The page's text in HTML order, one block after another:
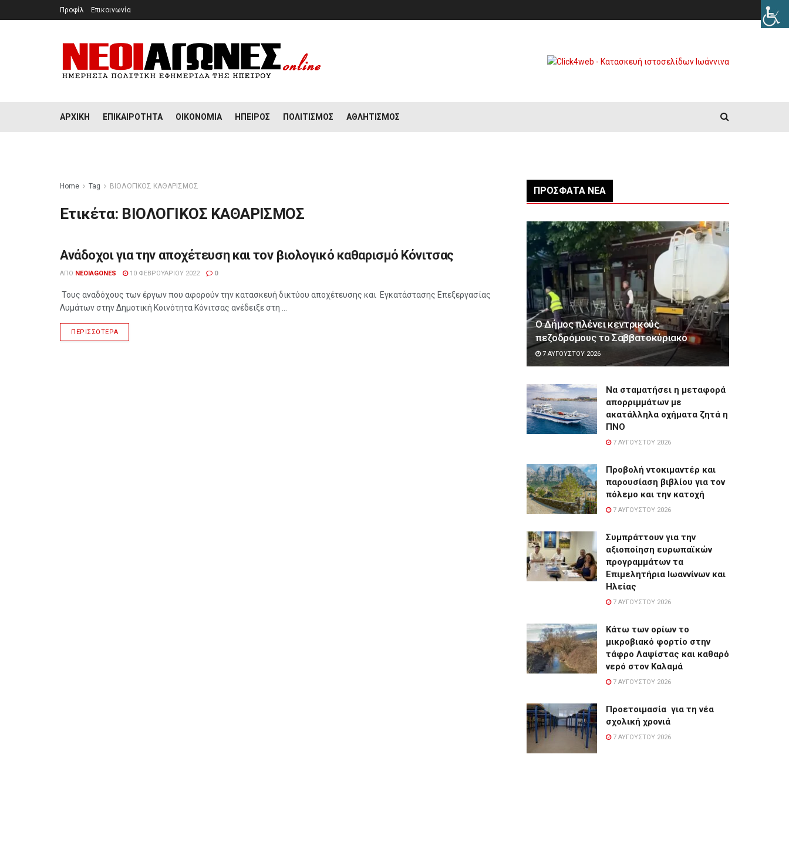
Προφίλ Επικοινωνία
ΑΡΧΙΚΉ ΕΠΙΚΑΙΡΌΤΗΤΑ ΟΙΚΟΝΟΜΊΑ ΉΠΕΙΡΟΣ ΠΟΛΙΤΙΣΜΌΣ ΑΘΛΗΤΙΣΜΌΣ
Home Tag ΒΙΟΛΟΓΙΚΟΣ ΚΑΘΑΡΙΣΜΟΣ
Ετικέτα: ΒΙΟΛΟΓΙΚΟΣ ΚΑΘΑΡΙΣΜΟΣ
ΉΠΕΙΡΟΣ
Ανάδοχοι για την αποχέτευση και τον βιολογικό καθαρισμό Κόνιτσας
ΑΠΌ NEOIAGONES 10 ΦΕΒΡΟΥΑΡΊΟΥ 2022 0
Τους αναδόχους των έργων που αφορούν την κατασκευή δικτύου αποχέτευσης και Εγκατάστασης Επεξεργασίας
Λυμάτων στην Δημοτική Κοινότητα Κόνιτσας ανέδειξε στη ...
ΠΕΡΙΣΣΌΤΕΡΑ
ΠΡΌΣΦΑΤΑ ΝΈΑ
Ο Δήμος πλένει κεντρικούς
πεζοδρόμους το Σαββατοκύριακο
7 ΑΥΓΟΎΣΤΟΥ 2026
Να σταματήσει η μεταφορά
απορριμμάτων με
ακατάλληλα οχήματα ζητά η
ΠΝΟ
7 ΑΥΓΟΎΣΤΟΥ 2026
Προβολή ντοκιμαντέρ και
παρουσίαση βιβλίου για τον
πόλεμο και την κατοχή
7 ΑΥΓΟΎΣΤΟΥ 2026
Συμπράττουν για την
αξιοποίηση ευρωπαϊκών
προγραμμάτων τα
Επιμελητήρια Ιωαννίνων και
Ηλείας
7 ΑΥΓΟΎΣΤΟΥ 2026
Κάτω των ορίων το
μικροβιακό φορτίο στην
τάφρο Λαψίστας και καθαρό
νερό στον Καλαμά
7 ΑΥΓΟΎΣΤΟΥ 2026
Προετοιμασία για τη νέα
σχολική χρονιά
7 ΑΥΓΟΎΣΤΟΥ 2026